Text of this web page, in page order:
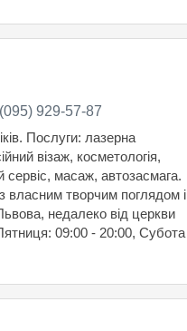
929-57-87
Послуги: лазерна
візаж, косметологія,
сервіс, масаж, автозасмага.
власним творчим поглядом і
недалеко від церкви
09:00 - 20:00, Субота